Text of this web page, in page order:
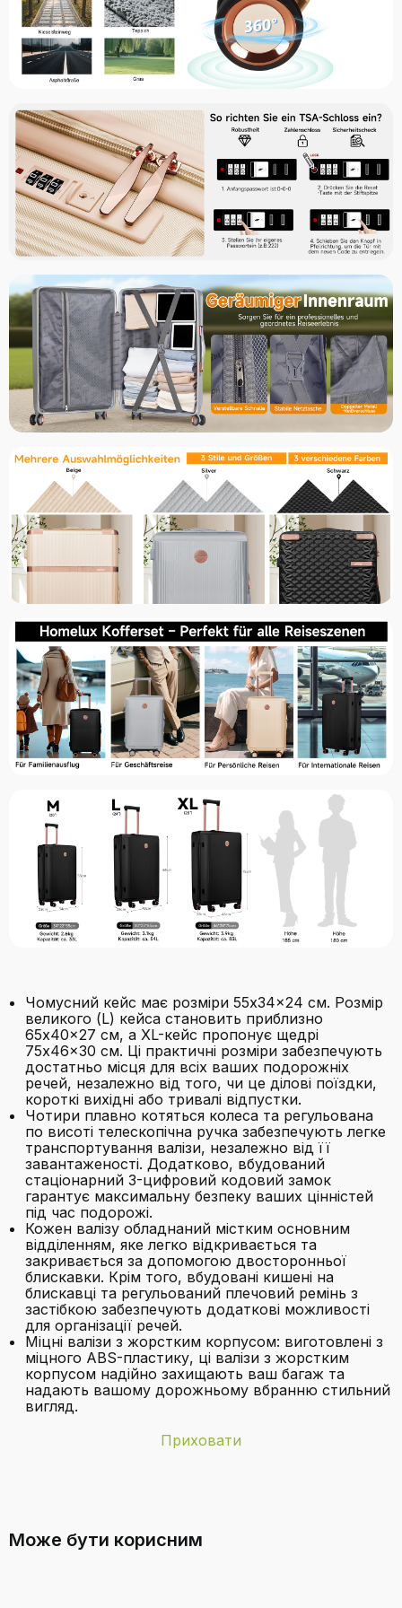
Чомусний кейс має розміри 55x34x24 см. Розмір
великого (L) кейса становить приблизно
65x40x27 см, а XL-кейс пропонує щедрі
75x46x30 см. Ці практичні розміри забезпечують
достатньо місця для всіх ваших подорожніх
речей, незалежно від того, чи це ділові поїздки,
короткі вихідні або тривалі відпустки.
Чотири плавно котяться колеса та регульована
по висоті телескопічна ручка забезпечують легке
транспортування валізи, незалежно від її
завантаженості. Додатково, вбудований
стаціонарний 3-цифровий кодовий замок
гарантує максимальну безпеку ваших цінністей
під час подорожі.
Кожен валізу обладнаний містким основним
відділенням, яке легко відкривається та
закривається за допомогою двосторонньої
блискавки. Крім того, вбудовані кишені на
блискавці та регульований плечовий ремінь з
застібкою забезпечують додаткові можливості
для організації речей.
Міцні валізи з жорстким корпусом: виготовлені з
міцного ABS-пластику, ці валізи з жорстким
корпусом надійно захищають ваш багаж та
надають вашому дорожньому вбранню стильний
вигляд.
Приховати
Країна-
Китай
Може бути корисним